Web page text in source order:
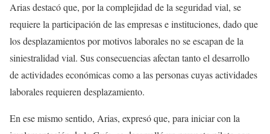
Arias destacó que, por la complejidad de la seguridad vial, se
requiere la participación de las empresas e instituciones, dado que
los desplazamientos por motivos laborales no se escapan de la
siniestralidad vial. Sus consecuencias afectan tanto el desarrollo
de actividades económicas como a las personas cuyas actividades
laborales requieren desplazamiento.
En ese mismo sentido, Arias, expresó que, para iniciar con la